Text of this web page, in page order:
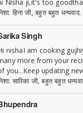
Nisha ji,it's too
हिना जी, बहुत बहुत धन्यवाद.
Singh
nishaI am cooking
more from your
you...Keep updating
सारिका जी, बहुत बहुत